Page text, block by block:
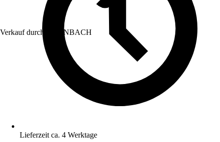
Verkauf durch: HORNBACH
Lieferzeit ca. 4 Werktage